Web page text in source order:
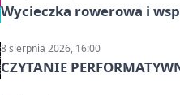
Wycieczka rowerowa i
8 sierpnia 2026, 16:00
CZYTANIE